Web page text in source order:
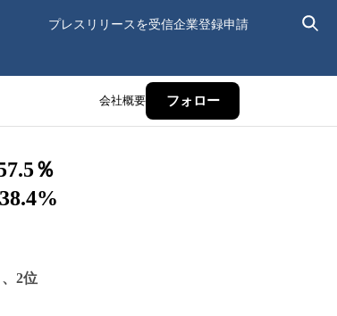
プレスリリースを受信企業登録申請
会社概要 フォロー
％
2位